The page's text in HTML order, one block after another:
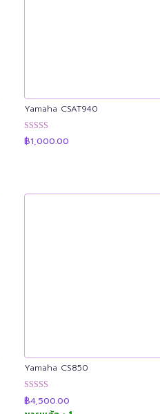
Yamaha CSAT940
ให้คะแนน
4.91
฿1,000.00
Yamaha CS850
ให้คะแนน
4.89
฿4,500.00